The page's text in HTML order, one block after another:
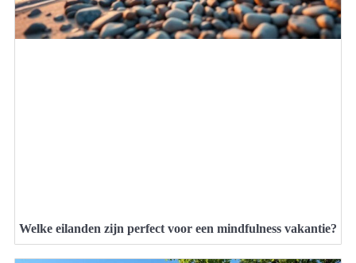
Welke eilanden zijn perfect voor een mindfulness vakantie?